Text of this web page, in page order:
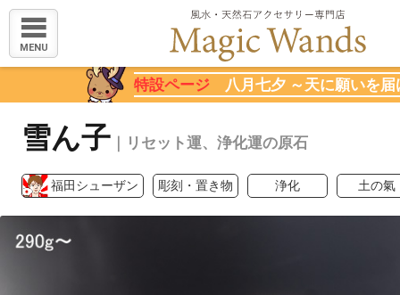
MENU
特設ページ 八月七夕 ～天に願いを届
雪ん子 ｜リセット運、浄化運の原石
福田シューザン 彫刻・置き物 浄化 土の氣